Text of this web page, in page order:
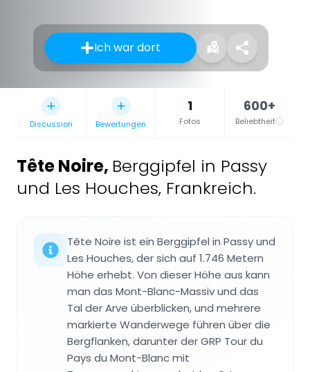
Ich war dort
Discussion Bewertungen
1
Fotos
600+
Beliebtheit
Tête Noire, Berggipfel in Passy
und Les Houches, Frankreich.
Tête Noire ist ein Berggipfel in Passy und
Les Houches, der sich auf 1.746 Metern
Höhe erhebt. Von dieser Höhe aus kann
man das Mont-Blanc-Massiv und das
Tal der Arve überblicken, und mehrere
markierte Wanderwege führen über die
Bergflanken, darunter der GRP Tour du
Pays du Mont-Blanc mit